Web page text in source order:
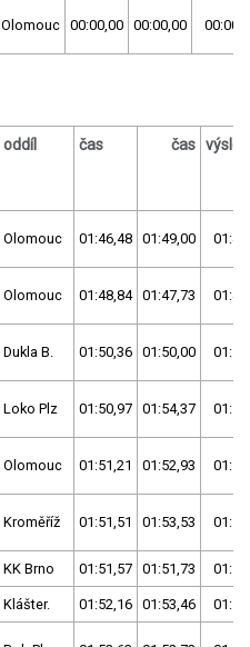
Olomouc 00:00,00 00:00,00
oddíl čas čas
Olomouc 01:46,48 01:49,00
Olomouc 01:48,84 01:47,73
Dukla B. 01:50,36 01:50,00
Loko Plz 01:50,97 01:54,37
Olomouc 01:51,21 01:52,93
Kroměříž 01:51,51 01:53,53
KK Brno 01:51,57 01:51,73
Klášter. 01:52,16 01:53,46